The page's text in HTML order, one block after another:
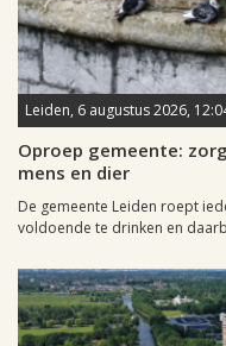
Leiden, 6 augustus 2026,
Oproep gemeente:
mens en dier
De gemeente Leiden roept
voldoende te drinken en